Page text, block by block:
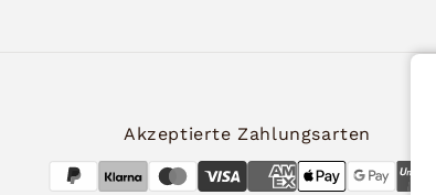
Akzeptierte Zahlungsarten